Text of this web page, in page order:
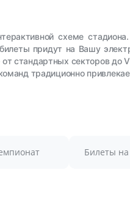
схеме
придут на Вашу
стандартных секторов до
традиционно
Билеты на